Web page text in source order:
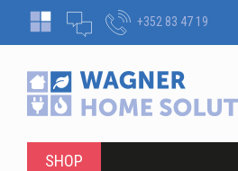
+352 83 47 19
SHOP